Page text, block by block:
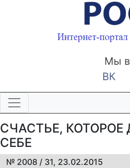
Мы в
ВК
СЧАСТЬЕ,
СЕБЕ
№ 2008 / 31, 23.02.2015